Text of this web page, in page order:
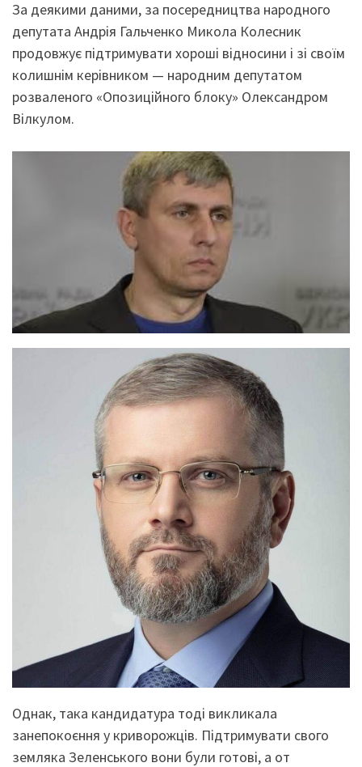
За деякими даними, за посередництва народного
депутата Андрія Гальченко Микола Колесник
продовжує підтримувати хороші відносини і зі своїм
колишнім керівником — народним депутатом
розваленого «Опозиційного блоку» Олександром
Вілкулом.
Однак, така кандидатура тоді викликала
занепокоєння у криворожців. Підтримувати свого
земляка Зеленського вони були готові, а от